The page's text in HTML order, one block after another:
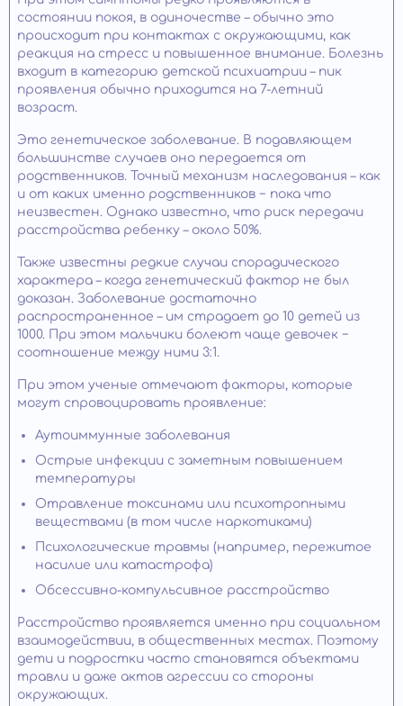
состоянии покоя, в одиночестве – обычно это
происходит при контактах с окружающими, как
реакция на стресс и повышенное внимание. Болезнь
входит в категорию детской психиатрии – пик
проявления обычно приходится на 7-летний
возраст.
Это генетическое заболевание. В подавляющем
большинстве случаев оно передается от
родственников. Точный механизм наследования – как
и от каких именно родственников − пока что
неизвестен. Однако известно, что риск передачи
расстройства ребенку – около 50%.
Также известны редкие случаи спорадического
характера – когда генетический фактор не был
доказан. Заболевание достаточно
распространенное – им страдает до 10 детей из
1000. При этом мальчики болеют чаще девочек −
соотношение между ними 3:1.
При этом ученые отмечают факторы, которые
могут спровоцировать проявление:
Аутоиммунные заболевания
Острые инфекции с заметным повышением
температуры
Отравление токсинами или психотропными
веществами (в том числе наркотиками)
Психологические травмы (например, пережитое
насилие или катастрофа)
Обсессивно-компульсивное расстройство
Расстройство проявляется именно при социальном
взаимодействии, в общественных местах. Поэтому
дети и подростки часто становятся объектами
травли и даже актов агрессии со стороны
окружающих.